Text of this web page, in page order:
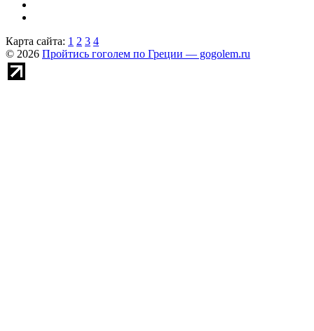
Карта сайта: 1 2 3 4
© 2026 Пройтись гоголем по Греции — gogolem.ru